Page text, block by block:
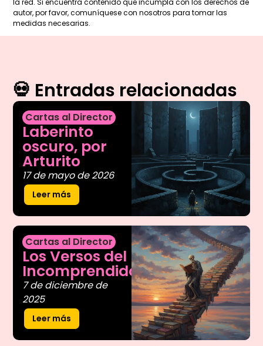
autor, por favor, comuníquese con nosotros para tomar las
medidas necesarias.
💀 Entradas relacionadas
Cartas al Director
Laberinto
oscuro, por
Arturito
17 de mayo de 2026
Leer más
Cartas al Director
Los Versos del
Incomprendido
7 de diciembre de
2025
Leer más